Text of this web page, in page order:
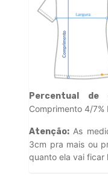
Percentual de
Comprimento 4/7%
Atenção: As
3cm pra mais ou
quanto ela vai ficar